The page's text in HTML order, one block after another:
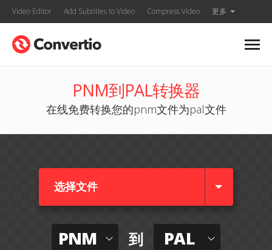
Video Editor Add Subtitles to Video Compress Video 更多
PNM到PAL转换器
在线免费转换您的pnm文件为pal文件
选择文件
PNM 到 PAL